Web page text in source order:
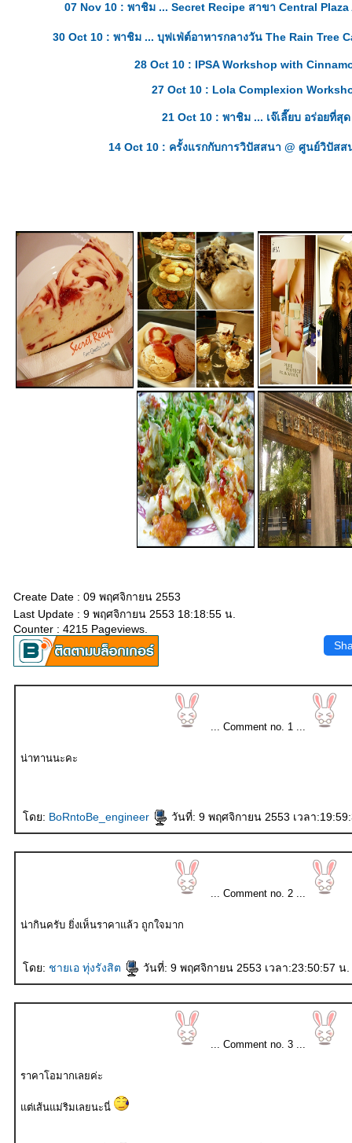
07 Nov 10 : พาชิม ... Secret Recipe สาขา Central
30 Oct 10 : พาชิม ... บุฟเฟ่ต์อาหารกลางวัน The Rain Tree
28 Oct 10 : IPSA Workshop with
27 Oct 10 : Lola Complexion
21 Oct 10 : พาชิม ... เจ๊เลี๊ยบ อร่อยที่สุด
14 Oct 10 : ครั้งแรกกับการวิปัสสนา @ ศูนย์วิปัสส
Create Date : 09 พฤศจิกายน 2553
Last Update : 9 พฤศจิกายน 2553 18:18:55 น.
Counter : 4215 Pageviews.
... Comment no. 1 ...
น่าทานนะคะ
ดย: BoRntoBe_engineer วันที่: 9 พฤศจิกายน 2553 เวลา
... Comment no. 2 ...
น่ากินครับ ยิ่งเห็นราคาแล้ว ถูกใจมาก
ดย: ชายเอ ทุ่งรังสิต วันที่: 9 พฤศจิกายน 2553 เวลา:23:50:57 น.
... Comment no. 3 ...
ราคาโอมากเลยค่ะ
ต่เส้นแม่ริมเลยนะนี่